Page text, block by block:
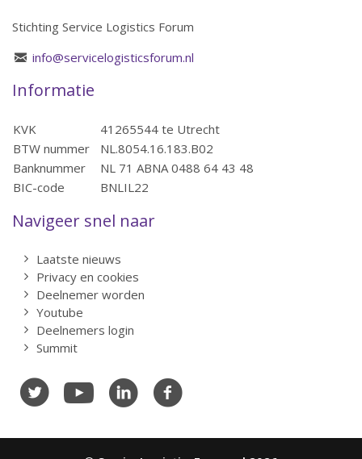
Stichting Service Logistics Forum
info@servicelogisticsforum.nl
Informatie
KVK
41265544 te Utrecht
BTW nummer
NL.8054.16.183.B02
Banknummer
NL 71 ABNA 0488 64 43 48
BIC-code
BNLIL22
Navigeer snel naar
Laatste nieuws
Privacy en cookies
Deelnemer worden
Youtube
Deelnemers login
Summit